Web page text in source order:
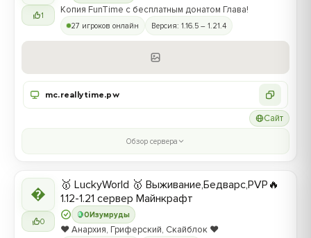
1 Копия FunTime с бесплатным донатом Глава!
27 игроков онлайн Версия: 1.16.5 – 1.21.4
mc.reallytime.pw
Сайт
Обзор сервера

0
0Изумруды
🥇 LuckyWorld 🥇 Выживание,Бедварс,PVP🔥
1.12-1.21 сервер Майнкрафт
❤️ Анархия, Гриферский, Скайблок ❤️